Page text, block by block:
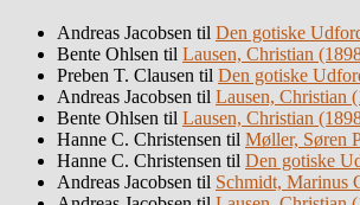
Andreas Jacobsen til Den gotiske
Bente Ohlsen til Lausen, Christian
Preben T. Clausen til Den gotiske
Andreas Jacobsen til Lausen, Christian
Bente Ohlsen til Lausen, Christian
Hanne C. Christensen til Møller, Søren
Hanne C. Christensen til Den gotiske
Andreas Jacobsen til Schmidt, Marinus